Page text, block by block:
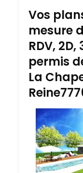
Vos
mesure
RDV,
permis
La